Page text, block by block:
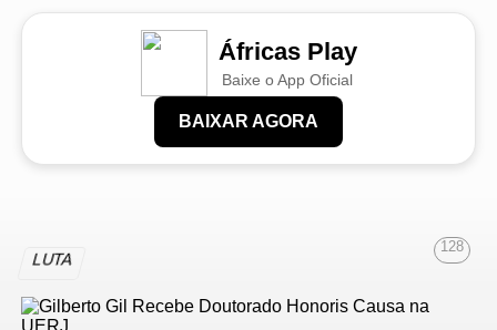
Áfricas Play
Baixe o App Oficial
BAIXAR AGORA
LUTA
128